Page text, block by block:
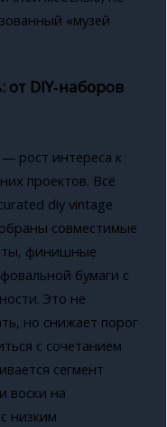
«музей
от DIY‑наборов
рост интереса к
проектов. Всё
diy vintage
совместимые
финишные
бумаги с
Это не
но снижает порог
с сочетанием
сегмент
воски на
низким